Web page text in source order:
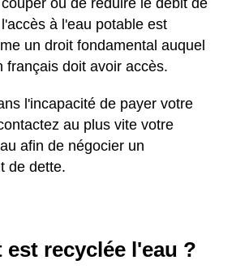
ou de réduire le débit de
à l'eau potable est
un droit fondamental auquel
français doit avoir accès.
l'incapacité de payer votre
au plus vite votre
afin de négocier un
de dette.
est recyclée l'eau ?